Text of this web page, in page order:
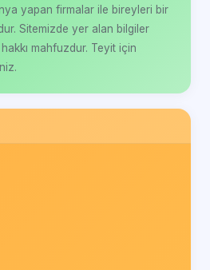
yapan firmalar ile bireyleri bir
Sitemizde yer alan bilgiler
hakkı mahfuzdur. Teyit için